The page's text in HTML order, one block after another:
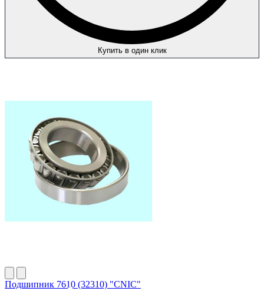
Купить в один клик
Подшипник 7610 (32310) "СNIC"